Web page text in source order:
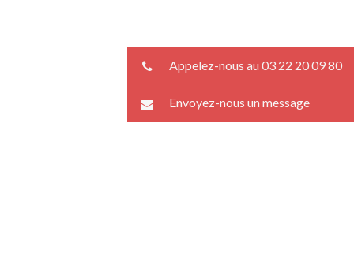
Appelez-nous au 03 22 20 09 80
Envoyez-nous un message